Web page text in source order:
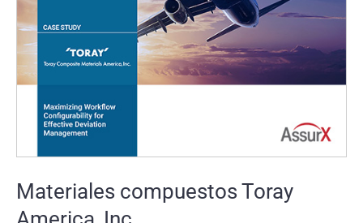
Materiales compuestos Toray